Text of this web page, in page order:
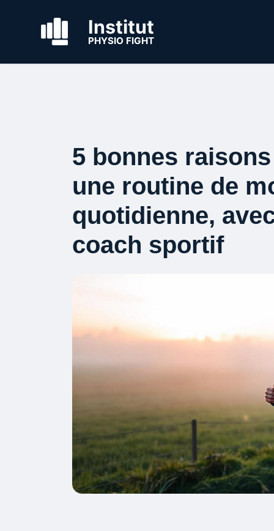
Institut
PHYSIO FIGHT
5 bonnes
une routine de
quotidienne,
coach sportif